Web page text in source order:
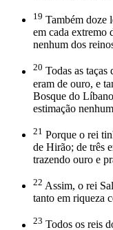
19 Também doze
em cada extremo
nenhum dos
20 Todas as taças
eram de ouro, e
Bosque do
estimação
21 Porque o rei
de Hirão; de três
trazendo ouro e
22 Assim, o rei
tanto em riqueza
23 Todos os reis